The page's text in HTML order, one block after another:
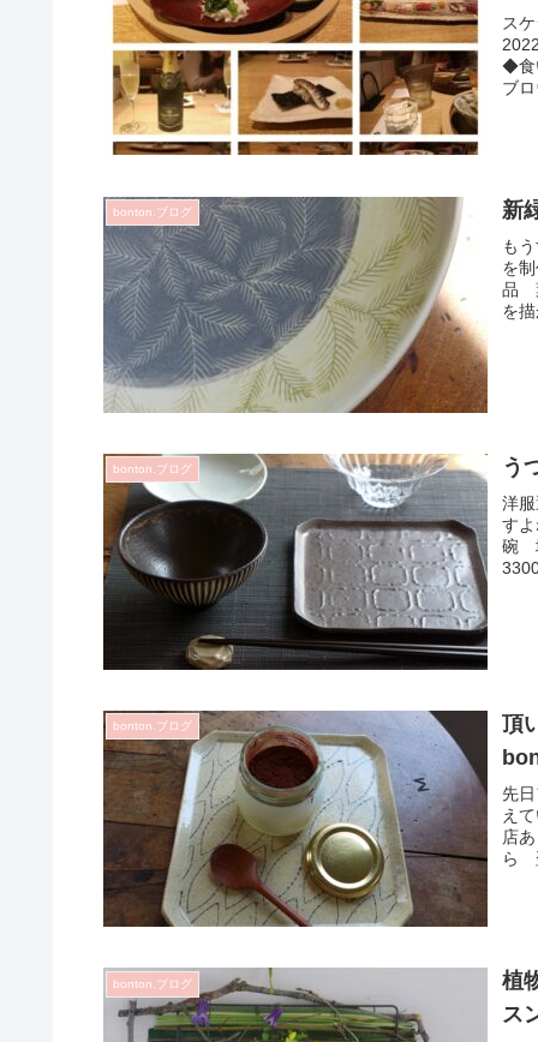
ス
◆食
ブ
bonton.ブログ 新
も
を
品
を
bonton.ブログ う
洋
す
碗
bonton.ブログ
頂
先
え
店
ら
bonton.ブログ
植
ス